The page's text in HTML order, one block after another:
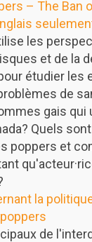
– The Ban
les
et de la
étudier les
de
gais qui
Quels
poppers et
la
de